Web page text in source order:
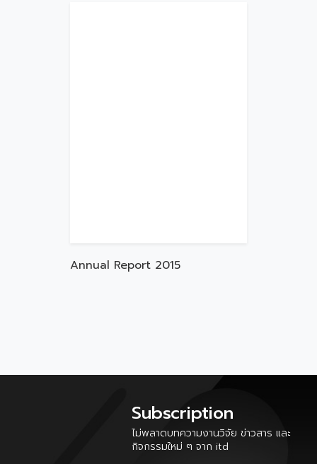
Annual Report 2015
Subscription
ไม่พลาดบทความงานวิจัย ข่าวสาร และ
กิจกรรมใหม่ ๆ จาก itd